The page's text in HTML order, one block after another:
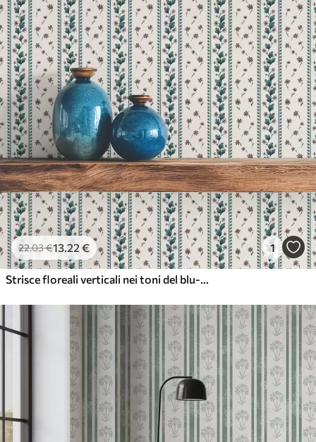
22.03€13.22 € 1
Strisce floreali verticali nei toni del blu-marrone